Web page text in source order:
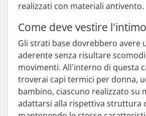
realizzati con materiali antivento.
Come deve vestire
Gli strati base dovrebbero avere
aderente senza risultare
movimenti. All'interno di questa
troverai capi termici per donna,
bambino, ciascuno realizzato su
adattarsi alla rispettiva struttura